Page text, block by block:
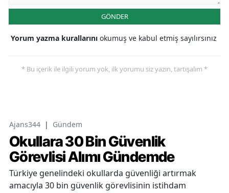
GÖNDER
Yorum yazma kurallarını okumuş ve kabul etmiş sayılırsınız
* Bu içerik ile ilgili yorum yok, ilk yorumu siz yazın, tartışalım *
Ajans344 | Gündem
Okullara 30 Bin Güvenlik
Görevlisi Alımı Gündemde
Türkiye genelindeki okullarda güvenliği artırmak
amacıyla 30 bin güvenlik görevlisinin istihdam